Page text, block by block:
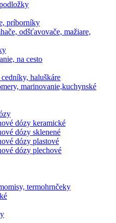
príborníky
odšťavovače, mažiare,
na cesto
haluškáre
marinovanie,kuchynské
dózy keramické
dózy sklenené
dózy plastové
dózy plechové
termohrnčeky